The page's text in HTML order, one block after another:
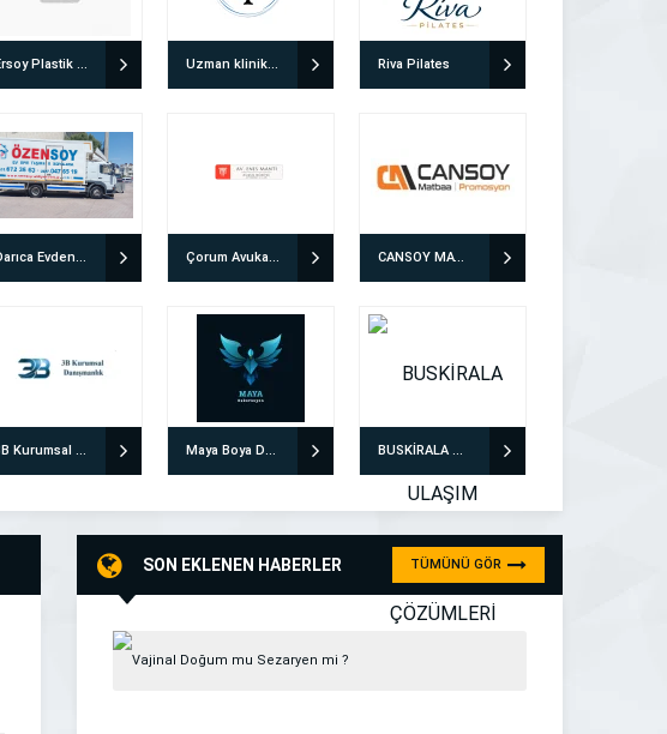
Ersoy Plastik Ambalaj Uzman klinik Psikolog Doğuş Yılmaz Riva Pilates
Darıca Evden Eve Nakliyat | Özensoy Bayramoğlu Çorum Avukat Enes Mantı CANSOY MATBAA PROMOSYON
3B Kurumsal Danışmanlık ve İnsan Kaynakları Ltd. Şti. Maya Boya Dekorasyon BUSKİRALA ULAŞIM ÇÖZÜMLERİ
SON EKLENEN HABERLER TÜMÜNÜ GÖR